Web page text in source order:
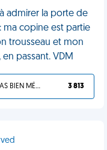
admirer la porte de
copine est partie
trousseau et mon
passant. VDM
TU L'AS BIEN MÉRITÉ 3 813